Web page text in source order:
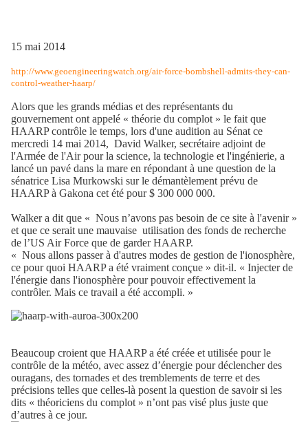
15 mai 2014
http://www.geoengineeringwatch.org/air-force-bombshell-admits-they-can-
control-weather-haarp/
Alors que les grands médias et des représentants du
gouvernement ont appelé « théorie du complot » le fait que
HAARP contrôle le temps, lors d'une audition au Sénat ce
mercredi 14 mai 2014, David Walker, secrétaire adjoint de
l'Armée de l'Air pour la science, la technologie et l'ingénierie, a
lancé un pavé dans la mare en répondant à une question de la
sénatrice Lisa Murkowski sur le démantèlement prévu de
HAARP à Gakona cet été pour $ 300 000 000.
Walker a dit que « Nous n’avons pas besoin de ce site à l'avenir »
et que ce serait une mauvaise utilisation des fonds de recherche
de l’US Air Force que de garder HAARP.
« Nous allons passer à d'autres modes de gestion de l'ionosphère,
ce pour quoi HAARP a été vraiment conçue » dit-il. « Injecter de
l'énergie dans l'ionosphère pour pouvoir effectivement la
contrôler. Mais ce travail a été accompli. »
Beaucoup croient que HAARP a été créée et utilisée pour le
contrôle de la météo, avec assez d’énergie pour déclencher des
ouragans, des tornades et des tremblements de terre et des
précisions telles que celles-là posent la question de savoir si les
dits « théoriciens du complot » n’ont pas visé plus juste que
d’autres à ce jour.